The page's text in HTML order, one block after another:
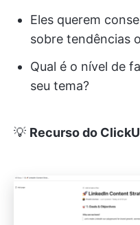
Eles querem
sobre tendências
Qual é o nível de
seu tema?
💡 Recurso do